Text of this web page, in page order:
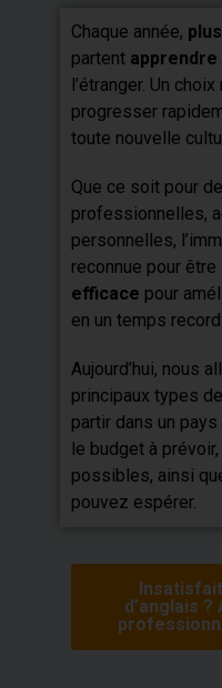
Chaque année,
partent apprendre
l’étranger. Un
progresser
toute nouvelle
Que ce soit pour
professionnelles,
personnelles,
reconnue pour être
efficace pour
en un temps record.
Aujourd’hui, nous
principaux types
partir dans un
le budget à
possibles, ainsi
pouvez espérer.
d’anglais ?